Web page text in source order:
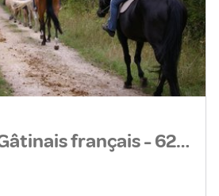
Au coeur du Gâtinais français - 62km